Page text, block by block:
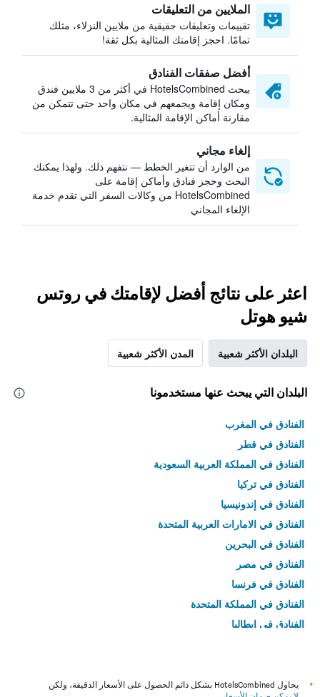
الملايين من التعليقات
تقييمات وتعليقات حقيقية من ملايين النزلاء، مثلك
تمامًا. احجز إقامتك المثالية بكل ثقة!
أفضل صفقات الفنادق
يبحث HotelsCombined في أكثر من 3 ملايين فندق
ومكان إقامة ويجمعهم في مكان واحد حتى تتمكن من
مقارنة أماكن الإقامة المثالية.
إلغاء مجاني
من الوارد أن تتغير الخطط — نتفهم ذلك. ولهذا يمكنك
البحث وحجز فنادق وأماكن إقامة على
HotelsCombined من وكالات السفر التي تقدم خدمة
الإلغاء المجاني
اعثر على نتائج أفضل لإقامتك في روتس
شيو هوتل
البلدان الأكثر شعبية المدن الأكثر شعبية
البلدان التي يبحث عنها مستخدمونا
الفنادق في المغرب
الفنادق في قطر
الفنادق في المملكة العربية السعودية
الفنادق في تركيا
الفنادق في إندونيسيا
الفنادق في الامارات العربية المتحدة
الفنادق في البحرين
الفنادق في مصر
الفنادق في فرنسا
الفنادق في المملكة المتحدة
الفنادق في إيطاليا
*
يحاول HotelsCombined بشكل دائم الحصول على الأسعار الدقيقة، ولكن